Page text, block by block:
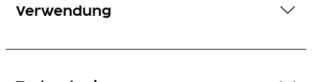
Verwendung